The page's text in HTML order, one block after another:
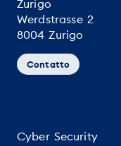
Zurigo
Werdstrasse 2
8004 Zurigo
Contatto
Cyber Security